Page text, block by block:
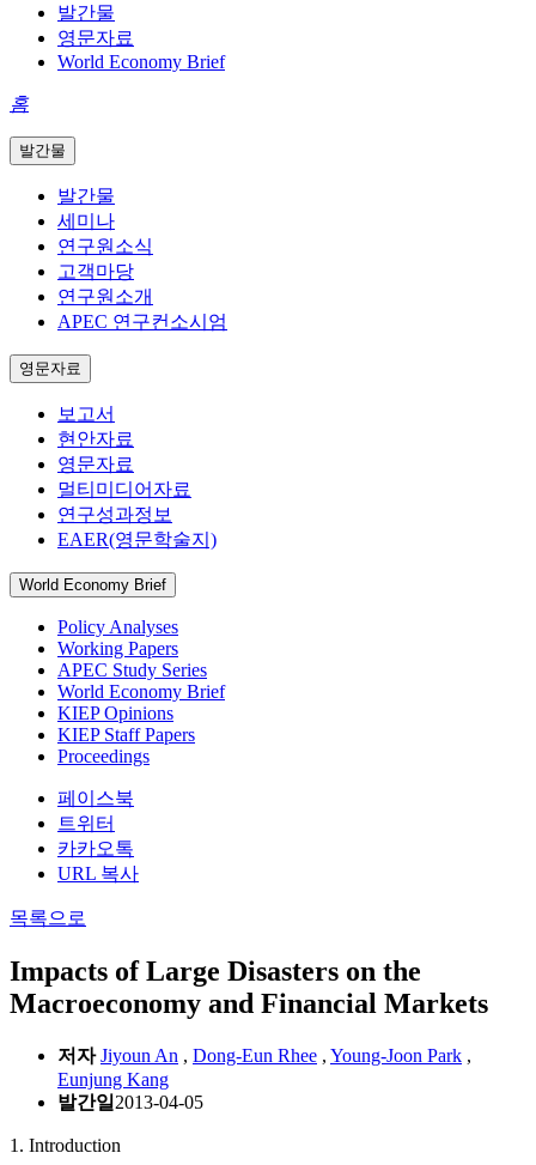
발간물
영문자료
World Economy Brief
홈
발간물
발간물
세미나
연구원소식
고객마당
연구원소개
APEC 연구컨소시엄
영문자료
보고서
현안자료
영문자료
멀티미디어자료
연구성과정보
EAER(영문학술지)
World Economy Brief
Policy Analyses
Working Papers
APEC Study Series
World Economy Brief
KIEP Opinions
KIEP Staff Papers
Proceedings
페이스북
트위터
카카오톡
URL 복사
목록으로
Impacts of Large Disasters on the
Macroeconomy and Financial Markets
저자 Jiyoun An , Dong-Eun Rhee , Young-Joon Park ,
Eunjung Kang
발간일 2013-04-05
1. Introduction